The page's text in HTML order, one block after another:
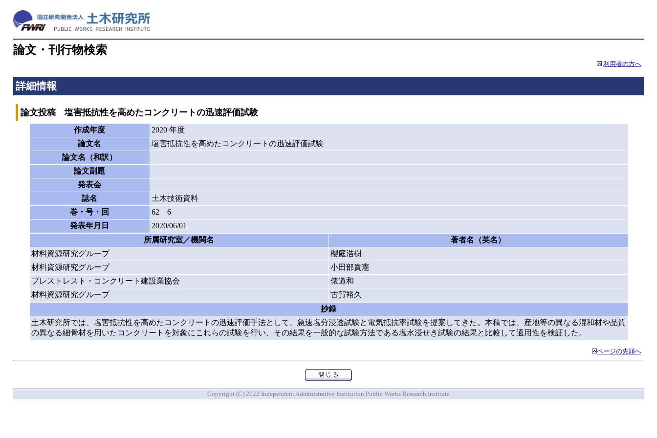
論文・刊行物検索
利用者の方へ
詳細情報
論文投稿 塩害抵抗性を高めたコンクリートの迅速評価試験
作成年度
2020 年度
論文名
塩害抵抗性を高めたコンクリートの迅速評価試験
論文名（和訳）
論文副題
発表会
誌名
土木技術資料
巻・号・回
62 6
発表年月日
2020/06/01
所属研究室／機関名
著者名（英名）
材料資源研究グループ
櫻庭浩樹
材料資源研究グループ
小田部貴憲
プレストレスト・コンクリート建設業協会
俵道和
材料資源研究グループ
古賀裕久
抄録
土木研究所では、塩害抵抗性を高めたコンクリートの迅速評価手法として、急速塩分浸透試験と電気抵抗率試験を提案してきた。本稿では、産地等の異なる混和材や品質
の異なる細骨材を用いたコンクリートを対象にこれらの試験を行い、その結果を一般的な試験方法である塩水浸せき試験の結果と比較して適用性を検証した。
ページの先頭へ
Copyright (C) 2022 Independent Administrative Institution Public Works Research Institute